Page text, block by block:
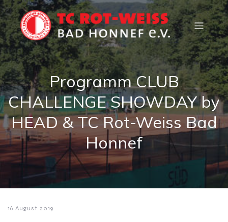
Programm CLUB
CHALLENGE SHOWDAY by
HEAD & TC Rot-Weiss Bad
Honnef
16 August 2019